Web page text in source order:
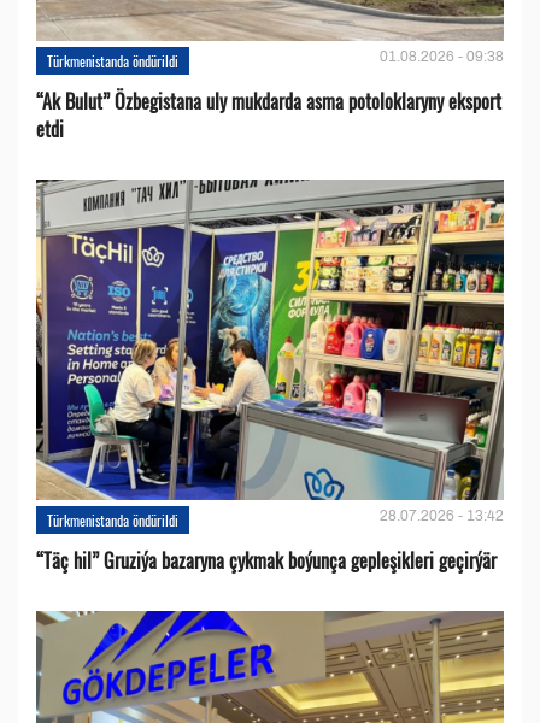
Türkmenistanda öndürildi 01.08.2026 - 09:38
“Ak Bulut” Özbegistana uly mukdarda asma potoloklaryny eksport
etdi
Türkmenistanda öndürildi 28.07.2026 - 13:42
“Täç hil” Gruziýa bazaryna çykmak boýunça gepleşikleri geçirýär